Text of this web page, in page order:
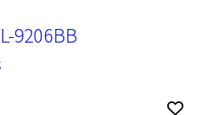
9206BB